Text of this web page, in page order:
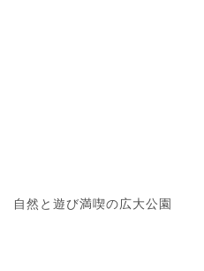
自然と遊び満喫の広大公園